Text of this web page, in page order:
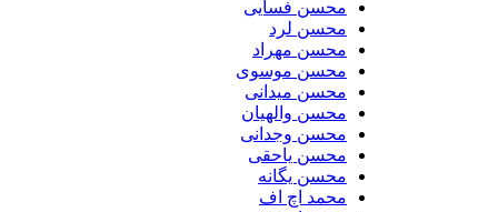
محسن فسایی
محسن لرد
محسن مهراد
محسن موسوی
محسن میدانی
محسن والهیان
محسن وجدانی
محسن یاحقی
محسن یگانه
محمد اچ اف